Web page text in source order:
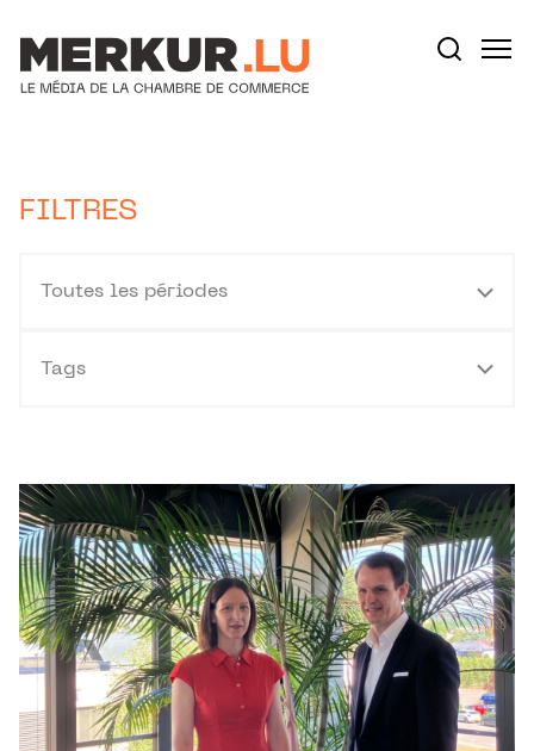
FILTRES
Toutes les périodes
Tags